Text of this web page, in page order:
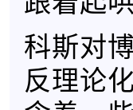
科斯对
反理论